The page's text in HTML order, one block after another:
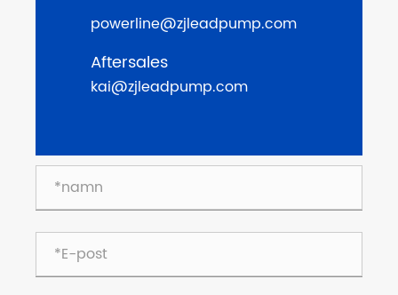
powerline@zjleadpump.com
Aftersales
kai@zjleadpump.com